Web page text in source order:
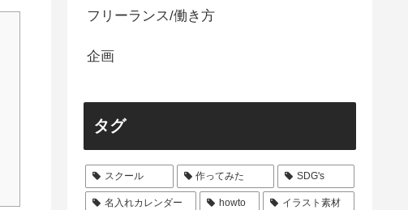
フリーランス/働き方
企画
タグ
スクール 作ってみた SDG's
名入れカレンダー howto イラスト素材